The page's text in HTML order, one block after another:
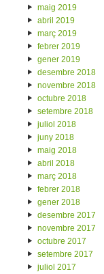
maig 2019
abril 2019
març 2019
febrer 2019
gener 2019
desembre 2018
novembre 2018
octubre 2018
setembre 2018
juliol 2018
juny 2018
maig 2018
abril 2018
març 2018
febrer 2018
gener 2018
desembre 2017
novembre 2017
octubre 2017
setembre 2017
juliol 2017